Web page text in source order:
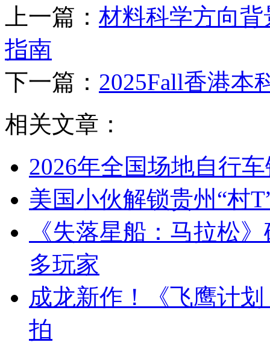
上一篇： 材料科学方向
指南
下一篇： 2025Fall香港本
相关文章：
2026年全国场地自行
美国小伙解锁贵州“村
《失落星船：马拉松
多玩家
成龙新作！《飞鹰计
拍